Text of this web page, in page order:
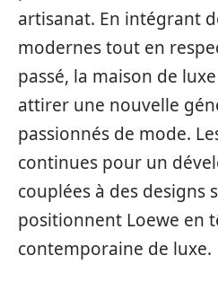
artisanat. En intégrant
modernes tout en
passé, la maison de
attirer une nouvelle
passionnés de mode.
continues pour un
couplées à des designs
positionnent Loewe en
contemporaine de luxe.